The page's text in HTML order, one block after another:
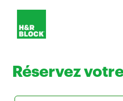
Réservez